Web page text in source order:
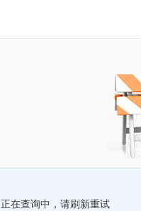
正在查询中，请刷新重试